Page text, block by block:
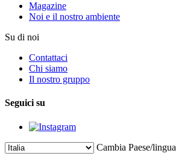
Magazine
Noi e il nostro ambiente
Su di noi
Contattaci
Chi siamo
Il nostro gruppo
Seguici su
Cambia Paese/lingua